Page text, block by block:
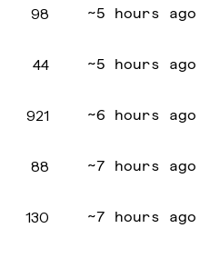
98 ~5 hours ago
44 ~5 hours ago
921 ~6 hours ago
88 ~7 hours ago
130 ~7 hours ago